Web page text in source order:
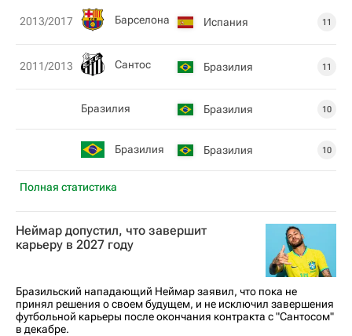
Полная статистика
2013/2017 Барселона Испания 11
2011/2013 Сантос Бразилия 11
Бразилия Бразилия 10
Бразилия Бразилия 10
Неймар допустил, что завершит
карьеру в 2027 году
Бразильский нападающий Неймар заявил, что пока не
принял решения о своем будущем, и не исключил завершения
футбольной карьеры после окончания контракта с "Сантосом"
в декабре.